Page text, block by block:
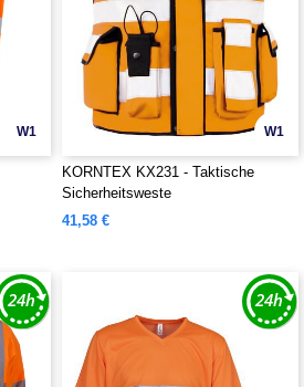
W1 W1
KORNTEX KX231 - Taktische
Sicherheitsweste
41,58 €